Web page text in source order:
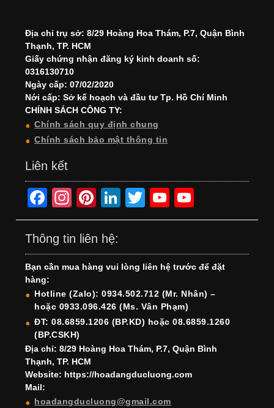
Địa chỉ trụ sở: 8/29 Hoàng Hoa Thám, P.7, Quận Bình
Thạnh, TP. HCM
Giấy chứng nhận đăng ký kinh doanh số:
0316130710
Ngày cấp: 07/02/2020
Nới cấp: Sở kế hoạch và đầu tư Tp. Hồ Chí Minh
CHÍNH SÁCH CÔNG TY:
Chính sách quy định chung
Chính sách bảo mật thông tin
Liên kết
F
a
c
e
b
o
o
k
In
st
a
gr
a
m
Pi
nt
er
e
st
Li
n
e
dI
n
T
wi
er
Y
o
T
u
b
e
o
T
u
b
e
h
Thông tin liên hệ:
Bạn cần mua hàng vui lòng liên hệ trước để đặt
hàng:
Hotline (Zalo): 0934.502.712 (Mr. Nhân) –
hoặc 0933.096.426 (Ms. Vân Phạm)
ĐT: 08.6859.1206 (BP.KD) hoặc 08.6859.1260
(BP.CSKH)
Địa chỉ: 8/29 Hoàng Hoa Thám, P.7, Quận Bình
Thạnh, TP. HCM
Website: https://hoadangducluong.com
Mail:
hoadangducluong@gmail.com